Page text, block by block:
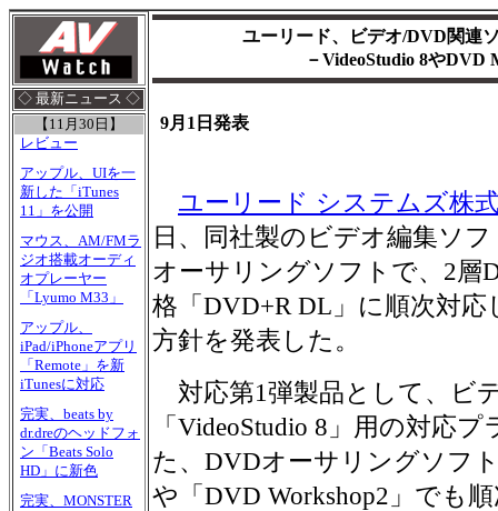
◇ 最新ニュース ◇
【11月30日】
レビュー
アップル、UIを一
新した「iTunes
11」を公開
マウス、AM/FMラ
ジオ搭載オーディ
オプレーヤー
「Lyumo M33」
アップル、
iPad/iPhoneアプリ
「Remote」を新
iTunesに対応
完実、beats by
dr.dreのヘッドフォ
ン「Beats Solo
HD」に新色
完実、MONSTER
ユーリード、ビデオ/DVD関連
－VideoStudio 8やDVD
9月1日発表
ユーリード システムズ株
日、同社製のビデオ編集ソ
オーサリングソフトで、2層
格「DVD+R DL」に順次対応
方針を発表した。
対応第1弾製品として、ビ
「VideoStudio 8」用の対応
た、DVDオーサリングソフ
や「DVD Workshop2」でも